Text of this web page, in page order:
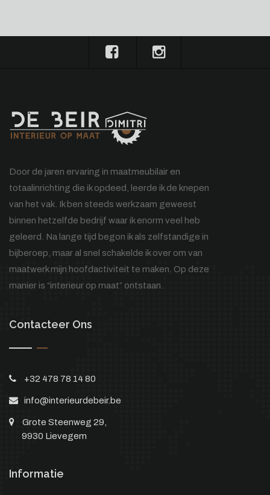
Door de jaren ervaring in maatmeubilair en
totaalinrichting die ik opdeed, leerde ik de knepen
van het vak. Ik ben steeds werkzaam geweest
binnen hetzelfde bedrijf waar ik enorm veel heb
geleerd. Na lange tijd begon ik als zelfstandige in
bijberoep, maar al snel schakelde ik over om van
maatwerk mijn hoofdactiviteit te maken. Op deze
manier is “interieur op maat” ontstaan.
Contacteer Ons
+32 478 78 14 80
info@interieurdebeir.be
Grote Steenweg 29,
9930 Lievegem
Informatie